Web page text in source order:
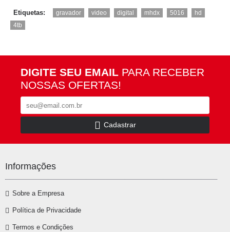
Etiquetas: gravador video digital mhdx 5016 hd
4tb
DIGITE SEU EMAIL PARA RECEBER
NOSSAS OFERTAS!
Cadastrar
Informações
Sobre a Empresa
Política de Privacidade
Termos e Condições